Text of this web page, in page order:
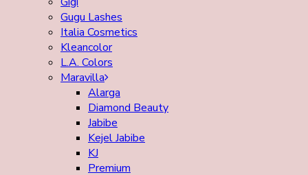
Gugu Lashes
Italia Cosmetics
Kleancolor
L.A. Colors
Maravilla
Alarga
Diamond Beauty
Jabibe
Kejel Jabibe
KJ
Premium